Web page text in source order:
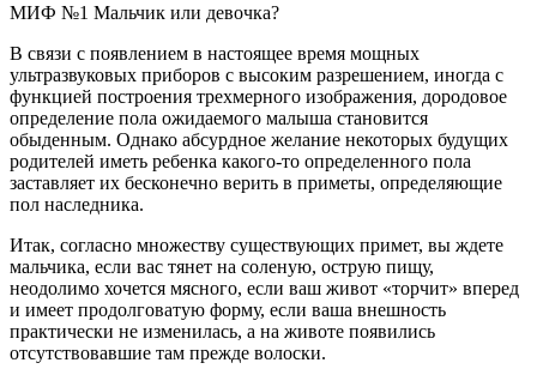
МИФ №1 Мальчик или девочка?
В связи с появлением в настоящее время мощных
ультразвуковых приборов с высоким разрешением, иногда с
функцией построения трехмерного изображения, дородовое
определение пола ожидаемого малыша становится
обыденным. Однако абсурдное желание некоторых будущих
родителей иметь ребенка какого-то определенного пола
заставляет их бесконечно верить в приметы, определяющие
пол наследника.
Итак, согласно множеству существующих примет, вы ждете
мальчика, если вас тянет на соленую, острую пищу,
неодолимо хочется мясного, если ваш живот «торчит» вперед
и имеет продолговатую форму, если ваша внешность
практически не изменилась, а на животе появились
отсутствовавшие там прежде волоски.